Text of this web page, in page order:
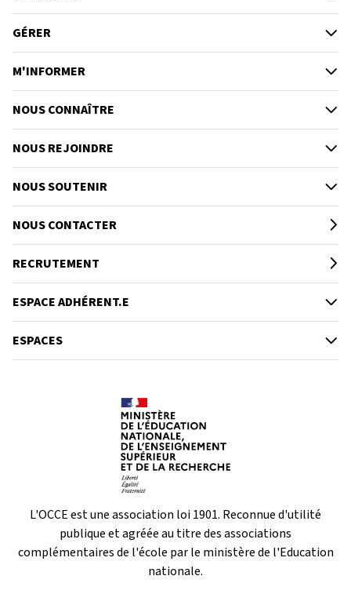
GÉRER
M'INFORMER
NOUS CONNAÎTRE
NOUS REJOINDRE
NOUS SOUTENIR
NOUS CONTACTER
RECRUTEMENT
ESPACE ADHÉRENT.E
ESPACES
L'OCCE est une association loi 1901. Reconnue d'utilité
publique et agréée au titre des associations
complémentaires de l'école par le ministère de l'Education
nationale.